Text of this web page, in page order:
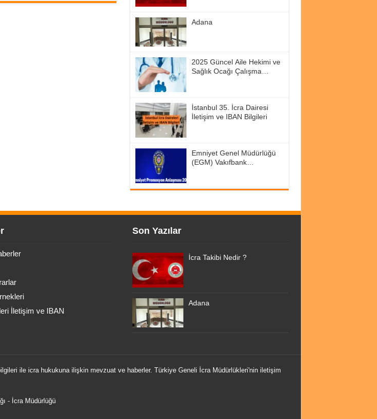
Adana
2025 Güncel Aile Hekimi ve
Sağlık Ocağı Çalışma
İstanbul 35. İcra Dairesi
İletişim ve IBAN Bilgileri
Emniyet Genel Müdürlüğü
(EGM) Vakıfbank
İletişim ve IBAN
Son Yazılar
İcra Takibi Nedir ?
Adana
ile icra hukukuna ilişkin mevzuat ve haberler. Türkiye Geneli İcra Müdürlükleri'nin iletişim
- İcra Müdürlüğü